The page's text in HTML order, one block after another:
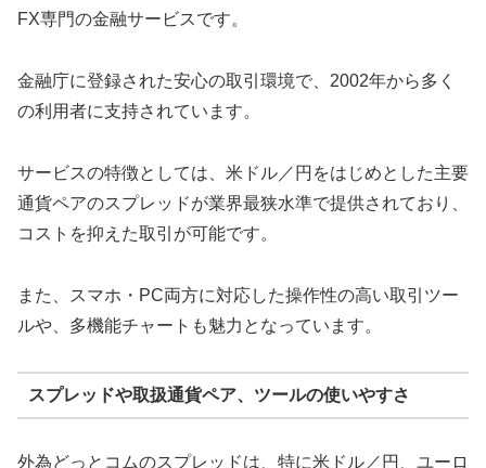
FX専門の金融サービスです。
金融庁に登録された安心の取引環境で、2002年から多く
の利用者に支持されています。
サービスの特徴としては、米ドル／円をはじめとした主要
通貨ペアのスプレッドが業界最狭水準で提供されており、
コストを抑えた取引が可能です。
また、スマホ・PC両方に対応した操作性の高い取引ツー
ルや、多機能チャートも魅力となっています。
スプレッドや取扱通貨ペア、ツールの使いやすさ
外為どっとコムのスプレッドは、特に米ドル／円、ユーロ